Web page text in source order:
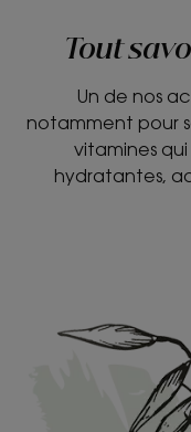
Tout
Un de nos
notamment pour
vitamines
hydratantes,